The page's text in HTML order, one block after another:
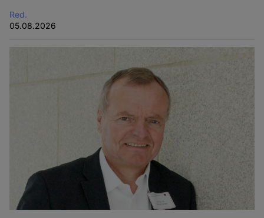
Red.
05.08.2026